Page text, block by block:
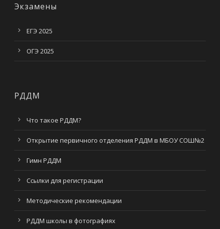
Экзамены
ЕГЭ 2025
ОГЭ 2025
РДДМ
Что такое РДДМ?
Открытие первичного отделения РДДМ в МБОУ СОШ№2
Гимн РДДМ
Ссылки для регистрации
Методические рекомендации
РДДМ школы в фотографиях